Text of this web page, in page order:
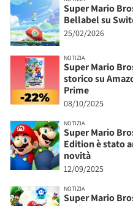
Super Mario
Bellabel su
25/02/2026
NOTIZIA
Super Mario
storico su
Prime
08/10/2025
NOTIZIA
Super Mario
Edition è stato
novità
12/09/2025
NOTIZIA
Super Mario